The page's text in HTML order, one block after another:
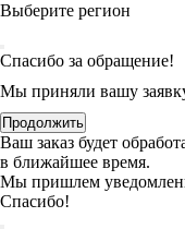
Выберите регион
Спасибо за обращение!
Мы приняли вашу
Продолжить
Ваш заказ будет
в ближайшее время.
Мы пришлем
Спасибо!